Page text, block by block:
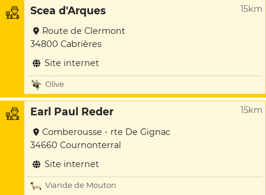
Scea d'Arques 15km
Route de Clermont
34800 Cabrières
Site internet
Olive
Earl Paul Reder 15km
Comberousse - rte De Gignac
34660 Cournonterral
Site internet
Viande de Mouton